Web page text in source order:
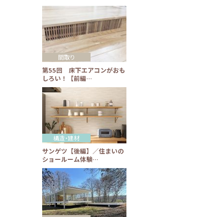
第55回 床下エアコンがおも
しろい！【前編…
間取り
サンゲツ【後編】／住まいの
ショールーム体験…
構造・建材